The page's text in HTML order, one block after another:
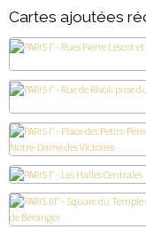
Cartes ajoutées